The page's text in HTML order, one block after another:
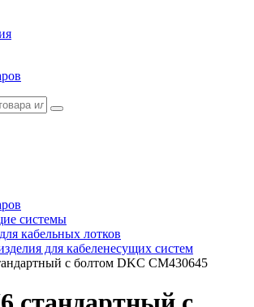
системы
кабельных лотков
для кабеленесущих систем
с болтом DKC CM430645